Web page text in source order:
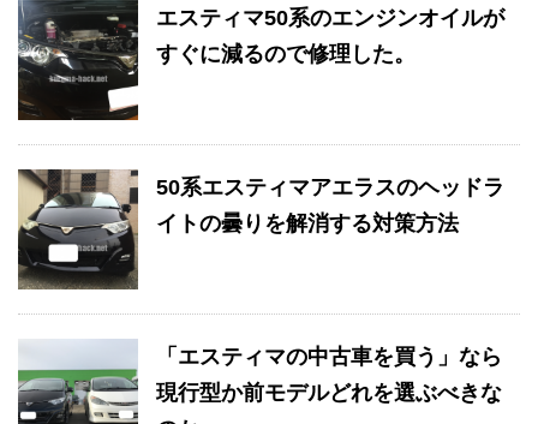
エスティマ50系のエンジンオイルが
すぐに減るので修理した。
50系エスティマアエラスのヘッドラ
イトの曇りを解消する対策方法
「エスティマの中古車を買う」なら
現行型か前モデルどれを選ぶべきな